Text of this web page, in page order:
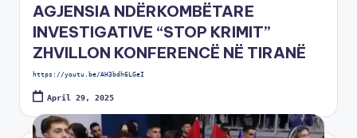
AGJENSIA NDËRKOMBËTARE
INVESTIGATIVE “STOP KRIMIT”
ZHVILLON KONFERENCË NË TIRANË
https://youtu.be/AH3bdh6LGeI
April 29, 2025